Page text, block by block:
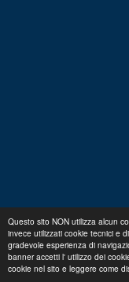
Questo sito NON utilizza alcun
invece utilizzati cookie tecnici e
gradevole esperienza di
banner accetti l' utilizzo dei
cookie nel sito e leggere come
Regolamento
p. iva 13356630155